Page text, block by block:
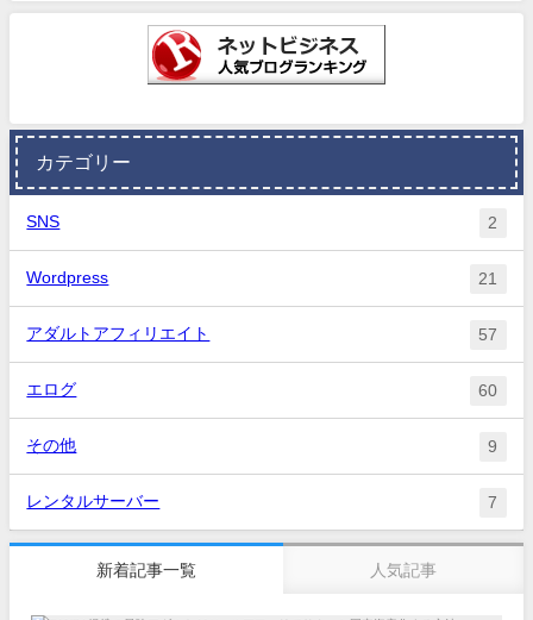
カテゴリー
SNS 2
Wordpress 21
アダルトアフィリエイト 57
エログ 60
その他 9
レンタルサーバー 7
新着記事一覧 人気記事